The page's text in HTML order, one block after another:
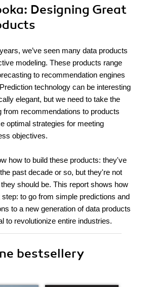
: Designing Great
we’ve seen many data products
modeling. These products range
to recommendation engines
technology can be interesting
elegant, but we need to take the
from recommendations to products
optimal strategies for meeting
objectives.
how to build these products: they've
past decade or so, but they're not
should be. This report shows how
to go from simple predictions and
to a new generation of data products
to revolutionize entire industries.
bestsellery